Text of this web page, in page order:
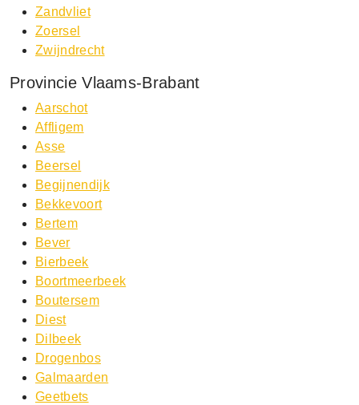
Zandvliet
Zoersel
Zwijndrecht
Provincie Vlaams-Brabant
Aarschot
Affligem
Asse
Beersel
Begijnendijk
Bekkevoort
Bertem
Bever
Bierbeek
Boortmeerbeek
Boutersem
Diest
Dilbeek
Drogenbos
Galmaarden
Geetbets